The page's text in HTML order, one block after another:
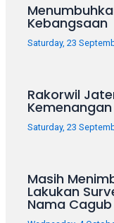
Kebangsaan
Saturday, 23
Rakorwil
Kemenangan
Saturday, 23
Masih
Lakukan
Nama